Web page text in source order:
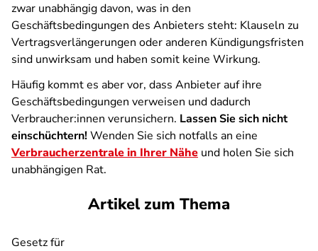
zwar unabhängig davon, was in den
Geschäftsbedingungen des Anbieters steht: Klauseln zu
Vertragsverlängerungen oder anderen Kündigungsfristen
sind unwirksam und haben somit keine Wirkung.
Häufig kommt es aber vor, dass Anbieter auf ihre
Geschäftsbedingungen verweisen und dadurch
Verbraucher:innen verunsichern. Lassen Sie sich nicht
einschüchtern!Wenden Sie sich notfalls an eine
Verbraucherzentrale in Ihrer Nähe und holen Sie sich
unabhängigen Rat.
Artikel zum Thema
Gesetz für